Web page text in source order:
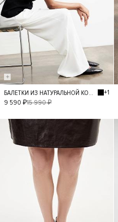
40 36
38
39
БАЛЕТКИ ИЗ НАТУРАЛЬНОЙ КОЖИ
+1
9 590 ₽15 990 ₽
- 30%